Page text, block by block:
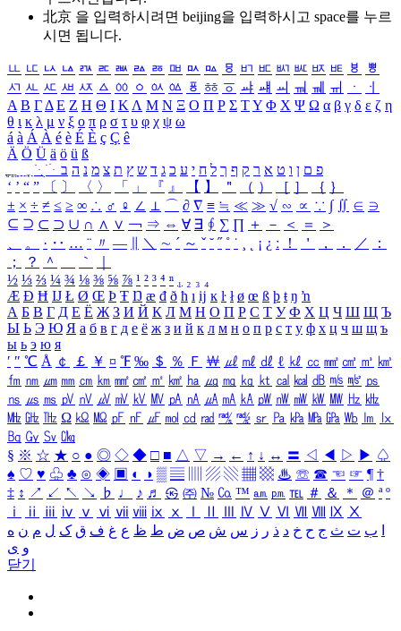
北京 을 입력하시려면 beijing을 입력하시고 space를 누르
시면 됩니다.
ㅥ ㅦ ㅧ ㅨ ㅩ ㅪ ㅫ ㅬ ㅭ ㅮ ㅯ ㅰ ㅱ ㅲ ㅳ ㅴ ㅵ ㅶ ㅷ ㅸ
ㅹ
ㅺ ㅻ ㅼ ㅽ ㅾ ㅿ ㆀ ㆁ ㆂ ㆃ ㆄ ㆅ ㆆ ㆇ ㆈ ㆉ ㆊ ㆋ ㆌ ㆍ
ㆎ
Α Β ΓΔ Ε Ζ Η Θ Ι ΚΛ Μ Ν Ξ Ο Π Ρ Σ ΤΥ Φ Χ Ψ Ω α β γ δ ε ζ η
θ ι κ λ μ ν ξ ο π ρ σ τ υ φ χ ψ ω
á à Á À é è É È ç Ç ê
Ä Ö Ü ä ö ü ß
ִֶֹ ֻּ ׁׂ פ ם ן ו ט א ר ק ף ך ל ח י ע כ ג ד ש ץ ת צ מ נ ה ב
‘ ’ “ ” 〔 〕 〈 〉 「 」 『 』 【 】 ＂ （ ） ［ ］ ｛ ｝
± × ÷ ≠ ≤ ≥ ∞ ∴ ♂ ♀ ∠ ⊥ ⌒ ∂ ∇ ≡ ≒ ≪ ≫ √ ∽ ∝ ∵ ∫ ∬ ∈ ∋
⊆ ⊇ ⊂ ⊃ ∪ ∩ ∧ ∨ ￢ ⇒ ⇔ ∀ ∃ ∮ ∑ ∏ ＋ － ＜ ＝
＞
、
。 · ‥ … ¨ 〃 ― ＼ ∼ ´ ～ ˇ ˘ ˝ ˚ ˙ ¸ ¡ ¿ ː ！ ＇ ， ． ／
：
；
？ ＾ ｀
½ ⅓ ⅔ ¼ ¾ ⅛ ⅜ ⅝ ⅞ ¹ ² ³ ⁴ ⁿ ₁ ₂ ₃ ₄
Æ Ð Ħ Ĳ Ł Ø Œ Þ Ŧ Ŋ æ đ ð ħ ı ĳ ĸ ŀ ł ø œ ß þ ŧ ŋ ŉ
А Б В Г Д Е Ё Ж З И Й К Л М Н О П Р С Т У Ф Х Ц Ч Ш Щ Ъ
Ы Ь Э Ю Я а б в г д е ё ж з и й к л м н о п р с т у ф х ц ч ш щ ъ
ы ь э ю я
′ ″ ℃ Å ￠ ￡ ￥ ¤ ℉ ‰ ＄ ％ Ｆ ￦ ㎕ ㎖ ㎗ ℓ ㎘ ㏄ ㎣ ㎤ ㎥ ㎦
㎙ ㎚ ㎛ ㎜ ㎝ ㎞ ㎟ ㎠ ㎡ ㎢ ㏊ ㎍ ㎎ ㎏ ㏏ ㎈ ㎉ ㏈ ㎧ ㎨ ㎰
㎱ ㎲ ㎳ ㎴ ㎵ ㎶ ㎷ ㎸ ㎹ ㎀ ㎁ ㎂ ㎃ ㎄ ㎺ ㎻ ㎽ ㎾ ㎿ ㎐ ㎑
㎒ ㎓ ㎔ Ω ㏀ ㏁ ㎊ ㎋ ㎌ ㏖ ㏅ ㎭ ㎮ ㎯ ㏛ ㎩ ㎪ ㎫ ㎬ ㏝ ㏐
㏓
㏃ ㏉ ㏜ ㏆
§ ※ ☆ ★ ○ ● ◎ ◇ ◆ □ ■ △ ▽ → ← ↑ ↓ ↔ 〓 ◁ ◀ ▷ ▶ ♤
♠ ♡ ♥ ♧ ♣ ⊙ ◈ ▣ ◐ ◑ ▒ ▤ ▨ ▧ ▦ ▩ ♨ ☏ ☎ ☜ ☞ ¶ †
‡ ↕ ↗ ↙ ↖ ↘ ♭ ♩ ♪ ♬ ㉿ ㈜ № ㏇ ™ ㏂ ㏘ ℡ ＃ ＆ ＊ ＠ ª º
ⅰ
ⅱ ⅲ ⅳ ⅴ ⅵ ⅶ ⅷ ⅸ ⅹ Ⅳ Ⅴ Ⅵ Ⅶ Ⅷ Ⅸ Ⅹ
ب ت ث ج ح خ د ذ ر ز س ش ص ض ط ظ ع غ ف ق ک ل م ن ه
و ی
닫기